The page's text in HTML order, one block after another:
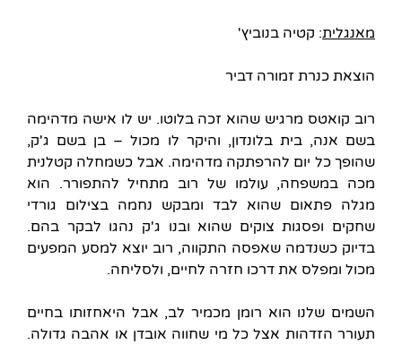
מאנגלית: קטיה בנוביץ'
הוצאת כנרת זמורה דביר
רוב קואטס מרגיש שהוא זכה בלוטו. יש לו אישה מדהימה
בשם אנה, בית בלונדון, והיקר לו מכול – בן בשם ג'ק,
שהופך כל יום להרפתקה מדהימה. אבל כשמחלה קטלנית
מכה במשפחה, עולמו של רוב מתחיל להתפורר. הוא
מגלה פתאום שהוא לבד ומבקש נחמה בצילום גורדי
שחקים ופסגות צוקים שהוא ובנו ג'ק נהגו לבקר בהם.
בדיוק כשנדמה שאפסה התקווה, רוב יוצא למסע המפעים
מכול ומפלס את דרכו חזרה לחיים, ולסליחה.
השמים שלנו הוא רומן מכמיר לב, אבל היאחזותו בחיים
תעורר הזדהות אצל כל מי שחווה אובדן או אהבה גדולה.